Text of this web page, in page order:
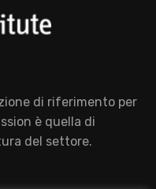
di riferimento per
è quella di
del settore.